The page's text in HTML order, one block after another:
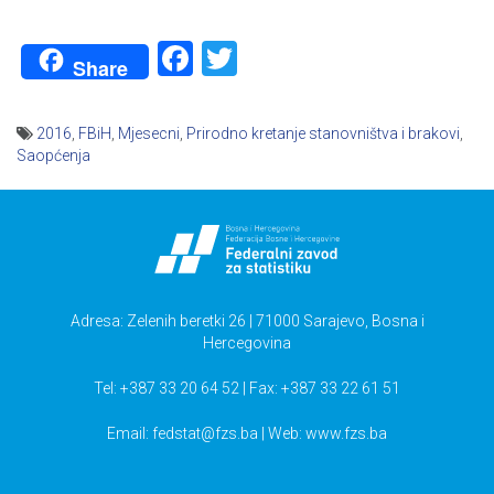
Share Facebook
2016 FBiH Mjesecni Prirodno kretanje stanovništva i brakovi
Saopćenja
Adresa: Zelenih beretki 26 | 71000 Sarajevo, Bosna i
Hercegovina
Tel: +387 33 20 64 52 | Fax: +387 33 22 61 51
Email: fedstat@fzs.ba | Web: www.fzs.ba